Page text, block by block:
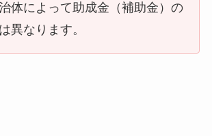
体によって助成金（補助金）の
異なります。